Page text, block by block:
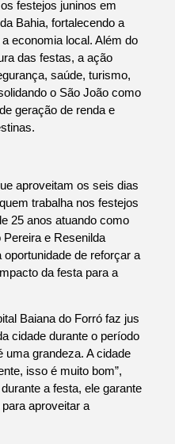
festejos juninos em
Bahia, fortalecendo a
economia local. Além do
das festas, a ação
saúde, turismo,
o São João como
geração de renda e
aproveitam os seis dias
trabalha nos festejos
25 anos atuando como
e Resenilda
de reforçar a
da festa para a
Baiana do Forró faz jus
cidade durante o período
uma grandeza. A cidade
isso é muito bom”,
a festa, ele garante
aproveitar a